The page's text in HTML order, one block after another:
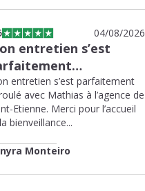
04/08/2026
entretien s’est
entretien s’est parfaitement
avec Mathias à l’agence de
Etienne. Merci pour l’accueil
bienveillance...
Monteiro